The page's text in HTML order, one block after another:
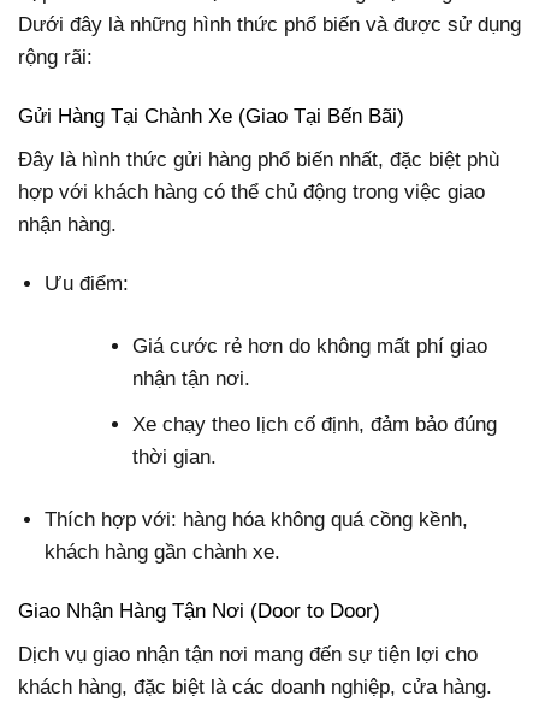
Dưới đây là những hình thức phổ biến và được sử dụng
rộng rãi:
Gửi Hàng Tại Chành Xe (Giao Tại Bến Bãi)
Đây là hình thức gửi hàng phổ biến nhất, đặc biệt phù
hợp với khách hàng có thể chủ động trong việc giao
nhận hàng.
Ưu điểm:
Giá cước rẻ hơn do không mất phí giao
nhận tận nơi.
Xe chạy theo lịch cố định, đảm bảo đúng
thời gian.
Thích hợp với: hàng hóa không quá cồng kềnh,
khách hàng gần chành xe.
Giao Nhận Hàng Tận Nơi (Door to Door)
Dịch vụ giao nhận tận nơi mang đến sự tiện lợi cho
khách hàng, đặc biệt là các doanh nghiệp, cửa hàng.